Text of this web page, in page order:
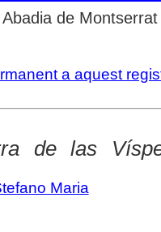
Abadia de Montserrat
a aquest
de las
Maria